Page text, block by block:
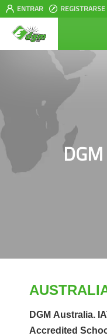
ENTRAR REGISTRARSE
DGM Australia.
Accredited